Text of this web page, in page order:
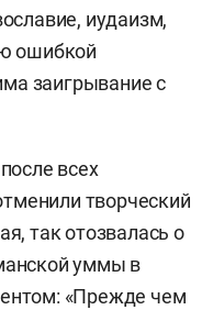
иудаизм,
ошибкой
заигрывание с
всех
творческий
так отозвалась о
уммы в
«Прежде чем